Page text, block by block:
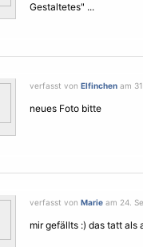
Gestaltetes" ...
verfasst von Elfinchen am
neues Foto bitte
verfasst von Marie am 24.
mir gefällts :) das tatt als